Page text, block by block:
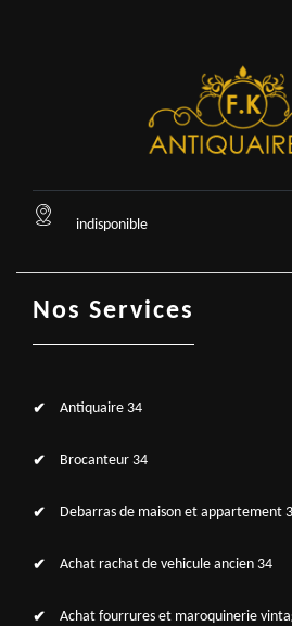
indisponible
Nos Services
Antiquaire 34
Brocanteur 34
Debarras de maison et appartement
Achat rachat de vehicule ancien 34
Achat fourrures et maroquinerie